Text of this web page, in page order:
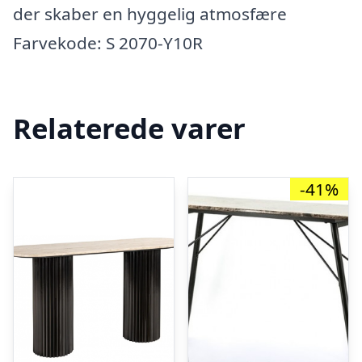
der skaber en hyggelig atmosfære
Farvekode: S 2070-Y10R
Relaterede varer
-41%